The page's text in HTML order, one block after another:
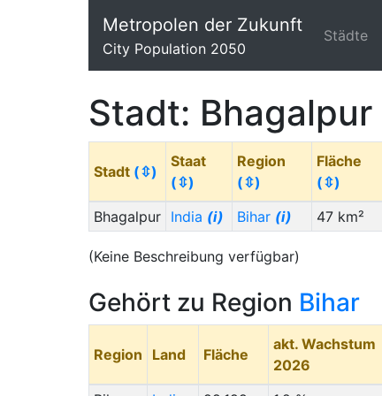
Metropolen der Zukunft
City Population 2050
Städte
Stadt: Bhagalpur
Stadt (⇳)
Staat
(⇳)
Region
(⇳)
Fläche
(⇳)
Bhagalpur
India (i) Bihar (i) 47 km²
(Keine Beschreibung verfügbar)
Gehört zu Region Bihar
Region Land Fläche
akt. Wachstum
2026